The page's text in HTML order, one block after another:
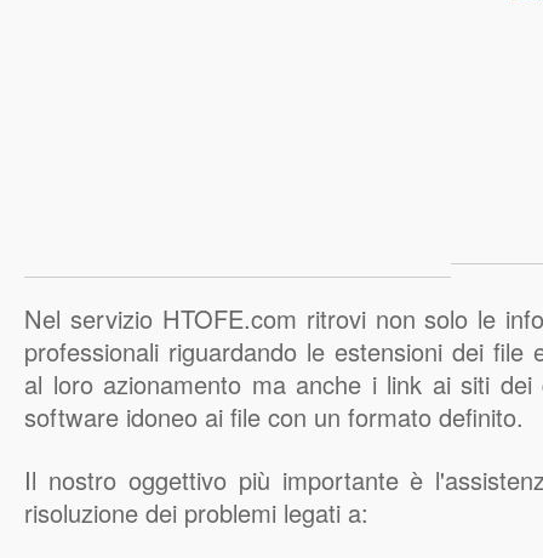
Nel servizio HTOFE.com ritrovi non solo le
professionali riguardando le estensioni dei
al loro azionamento ma anche i link ai siti dei
software idoneo ai file con un formato definito.
Il nostro oggettivo più importante è
risoluzione dei problemi legati a: